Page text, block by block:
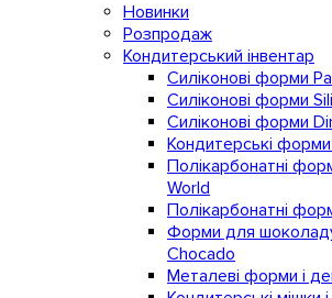
Новинки
Розпродаж
Кондитерський інвентар
Силіконові форми
Силіконові форми
Силіконові форми
Кондитерські
Полікарбонатні
World
Полікарбонатні
Форми для
Chocado
Металеві форми і